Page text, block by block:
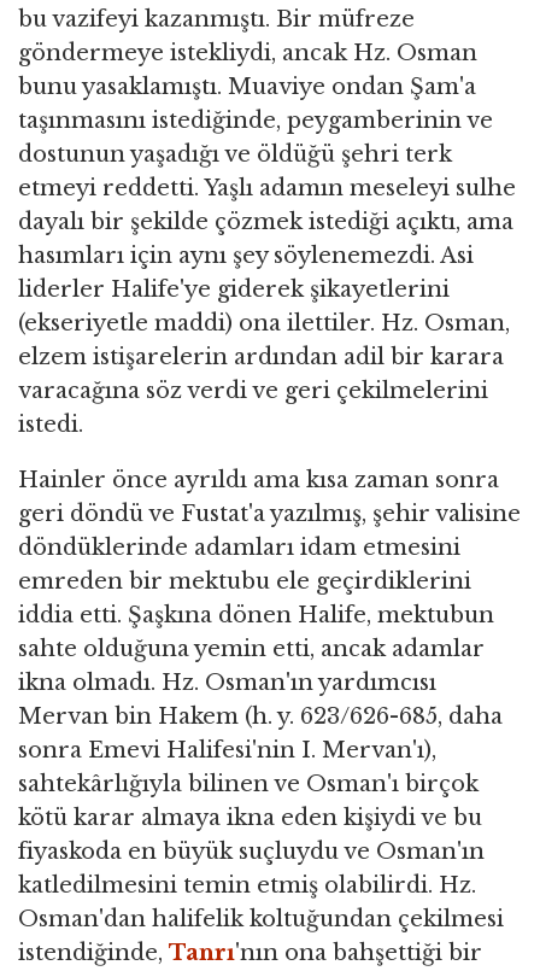
bu vazifeyi kazanmıştı. Bir müfreze
göndermeye istekliydi, ancak Hz. Osman
bunu yasaklamıştı. Muaviye ondan Şam'a
taşınmasını istediğinde, peygamberinin ve
dostunun yaşadığı ve öldüğü şehri terk
etmeyi reddetti. Yaşlı adamın meseleyi sulhe
dayalı bir şekilde çözmek istediği açıktı, ama
hasımları için aynı şey söylenemezdi. Asi
liderler Halife'ye giderek şikayetlerini
(ekseriyetle maddi) ona ilettiler. Hz. Osman,
elzem istişarelerin ardından adil bir karara
varacağına söz verdi ve geri çekilmelerini
istedi.
Hainler önce ayrıldı ama kısa zaman sonra
geri döndü ve Fustat'a yazılmış, şehir valisine
döndüklerinde adamları idam etmesini
emreden bir mektubu ele geçirdiklerini
iddia etti. Şaşkına dönen Halife, mektubun
sahte olduğuna yemin etti, ancak adamlar
ikna olmadı. Hz. Osman'ın yardımcısı
Mervan bin Hakem (h. y. 623/626-685, daha
sonra Emevi Halifesi'nin I. Mervan'ı),
sahtekârlığıyla bilinen ve Osman'ı birçok
kötü karar almaya ikna eden kişiydi ve bu
fiyaskoda en büyük suçluydu ve Osman'ın
katledilmesini temin etmiş olabilirdi. Hz.
Osman'dan halifelik koltuğundan çekilmesi
istendiğinde, Tanrı'nın ona bahşettiği bir